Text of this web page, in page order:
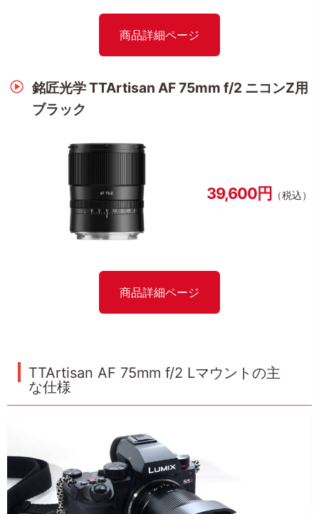
商品詳細ページ
銘匠光学 TTArtisan AF 75mm f/2 ニコンZ用
ブラック
39,600円 （税込）
商品詳細ページ
TTArtisan AF 75mm f/2 Lマウントの主
な仕様